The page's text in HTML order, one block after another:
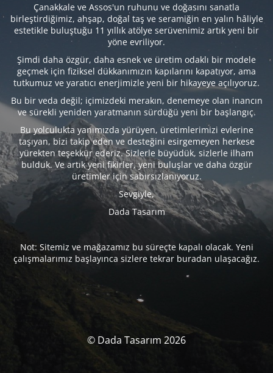
Çanakkale ve Assos'un ruhunu ve doğasını sanatla
birleştirdiğimiz, ahşap, doğal taş ve seramiğin en yalın hâliyle
estetikle buluştuğu 11 yıllık atölye serüvenimiz artık yeni bir
yöne evriliyor.
Şimdi daha özgür, daha esnek ve üretim odaklı bir modele
geçmek için fiziksel dükkanımızın kapılarını kapatıyor, ama
tutkumuz ve yaratıcı enerjimizle yeni bir hikayeye açılıyoruz.
Bu bir veda değil; içimizdeki merakın, denemeye olan inancın
ve sürekli yeniden yaratmanın sürdüğü yeni bir başlangıç.
Bu yolculukta yanımızda yürüyen, üretimlerimizi evlerine
taşıyan, bizi takip eden ve desteğini esirgemeyen herkese
yürekten teşekkür ederiz. Sizlerle büyüdük, sizlerle ilham
bulduk. Ve artık yeni fikirler, yeni buluşlar ve daha özgür
üretimler için sabırsızlanıyoruz.
Sevgiyle,
Dada Tasarım
Not: Sitemiz ve mağazamız bu süreçte kapalı olacak. Yeni
çalışmalarımız başlayınca sizlere tekrar buradan ulaşacağız.
© Dada Tasarım 2026